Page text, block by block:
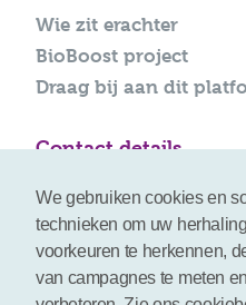
We gebruiken cookies en
technieken om uw
voorkeuren te herkennen,
van campagnes te meten
Wie zit erachter
BioBoost project
Draag bij aan dit
Contact details
info@bioboost-platform.com